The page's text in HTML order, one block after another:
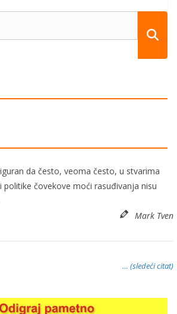
da često, veoma često, u stvarima
politike čovekove moći rasuđivanja nisu
Mark Tven
… (sledeći citat)